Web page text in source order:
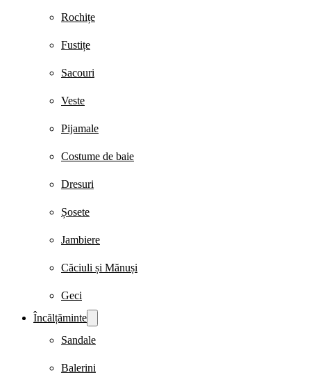
Rochițe
Fustițe
Sacouri
Veste
Pijamale
Costume de baie
Dresuri
Șosete
Jambiere
Căciuli și Mănuși
Geci
Încălțăminte
Sandale
Balerini